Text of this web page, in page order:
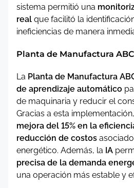
sistema permitió una
real que facilitó la
ineficiencias de manera
Planta de Manufactura ABC
La Planta de Manufactura
de aprendizaje automático
de maquinaria y reducir el
Gracias a esta
mejora del 15% en la
reducción de costos
energético. Además, la IA
precisa de la demanda
una operación más estable y